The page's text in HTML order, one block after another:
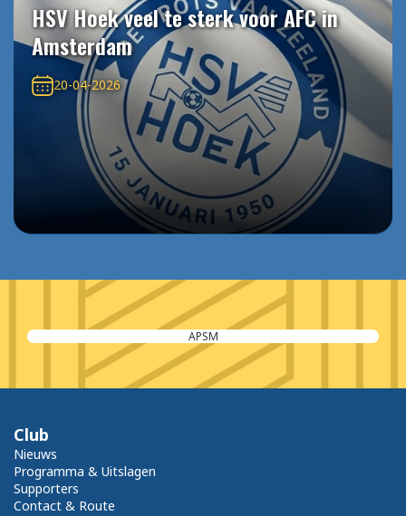
HSV Hoek veel te sterk voor AFC in
Amsterdam
20-04-2026
APSM
Club
Nieuws
Programma & Uitslagen
Supporters
Contact & Route